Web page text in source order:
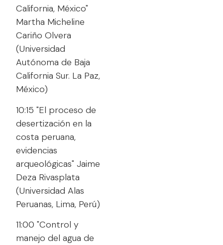
California, México"
Martha Micheline
Cariño Olvera
(Universidad
Autónoma de Baja
California Sur. La Paz,
México)
10:15 "El proceso de
desertización en la
costa peruana,
evidencias
arqueológicas" Jaime
Deza Rivasplata
(Universidad Alas
Peruanas, Lima, Perú)
11:00 "Control y
manejo del agua de